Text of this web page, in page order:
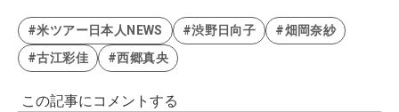
#米ツアー日本人NEWS #渋野日向子
#畑岡奈紗
#古江彩佳
#西郷真央